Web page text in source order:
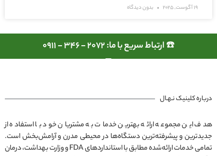
19 آگوست, 2025 بدون دیدگاه
☎️ ارتباط سریع با ما: 2072 - 346 - 0911
درباره کلینیک نـهـال
هدف این مجموعه ارائه بهترین خدمات به مشتریان خود با استفاده از
جدیدترین و پیشرفته‌ترین دستگاه‌ها در محیطی مدرن و آرامش‌بخش است.
تمامی خدمات ارائه‌شده مطابق با استانداردهای FDA و وزارت بهداشت، درمان